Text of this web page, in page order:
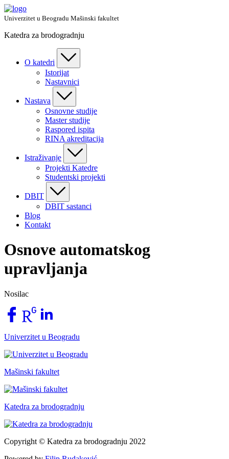
Skip
to
Univerzitet u Beogradu Mašinski fakultet
Katedra za brodogradnju
O katedri
Istorijat
Nastavnici
Nastava
Osnovne studije
Master studije
Raspored ispita
RINA akreditacija
Istraživanje
Projekti Katedre
Studentski projekti
DBIT
DBIT sastanci
Blog
Kontakt
Osnove automatskog
upravljanja
Nosilac
Univerzitet u Beogradu
Mašinski fakultet
Katedra za brodogradnju
Copyright © Katedra za brodogradnju 2022